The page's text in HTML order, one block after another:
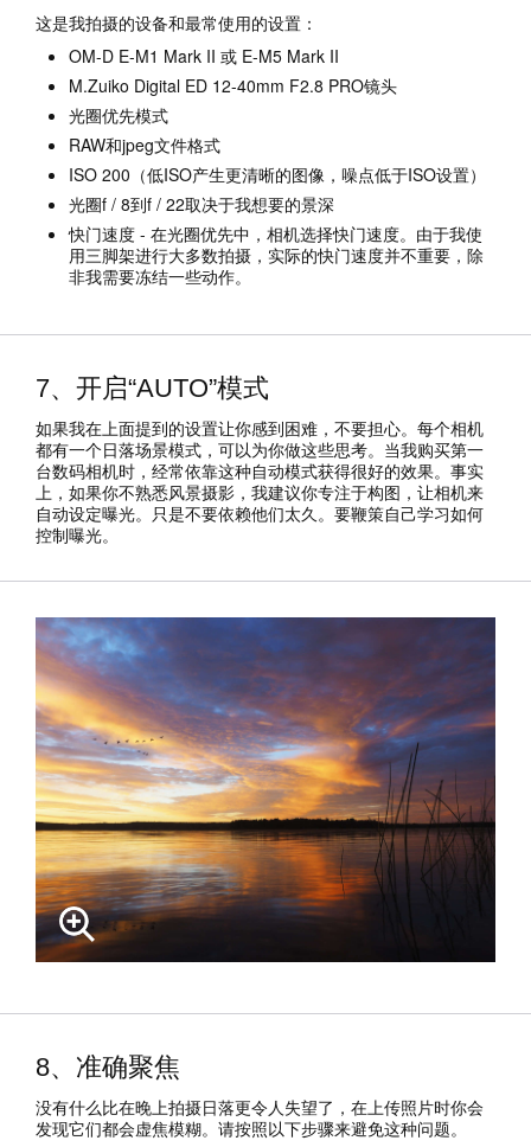
这是我拍摄的设备和最常使用的设置：
OM-D E-M1 Mark II 或 E-M5 Mark II
M.Zuiko Digital ED 12-40mm F2.8 PRO镜头
光圈优先模式
RAW和jpeg文件格式
ISO 200（低ISO产生更清晰的图像，噪点低于ISO设置）
光圈f / 8到f / 22取决于我想要的景深
快门速度 - 在光圈优先中，相机选择快门速度。由于我使
用三脚架进行大多数拍摄，实际的快门速度并不重要，除
非我需要冻结一些动作。
7、开启“AUTO”模式
如果我在上面提到的设置让你感到困难，不要担心。每个相机
都有一个日落场景模式，可以为你做这些思考。当我购买第一
台数码相机时，经常依靠这种自动模式获得很好的效果。事实
上，如果你不熟悉风景摄影，我建议你专注于构图，让相机来
自动设定曝光。只是不要依赖他们太久。要鞭策自己学习如何
控制曝光。
8、准确聚焦
没有什么比在晚上拍摄日落更令人失望了，在上传照片时你会
发现它们都会虚焦模糊。请按照以下步骤来避免这种问题。